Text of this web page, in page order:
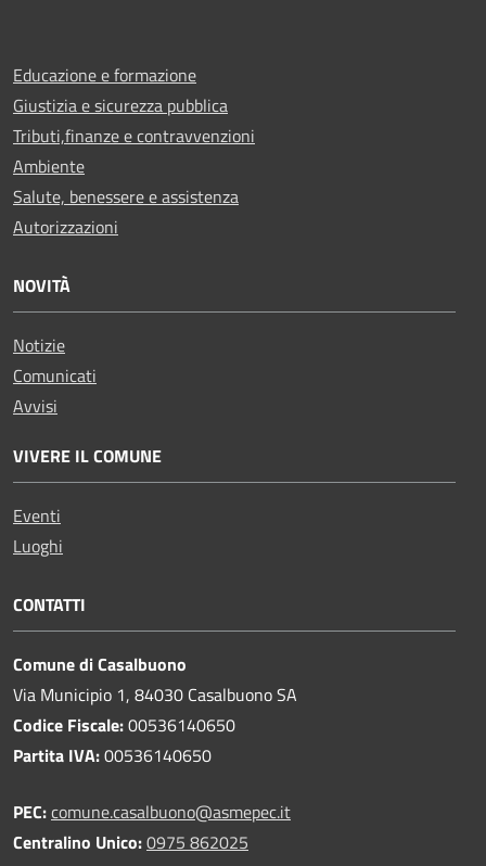
Educazione e formazione
Giustizia e sicurezza pubblica
Tributi,finanze e contravvenzioni
Ambiente
Salute, benessere e assistenza
Autorizzazioni
NOVITÀ
Notizie
Comunicati
Avvisi
VIVERE IL COMUNE
Eventi
Luoghi
CONTATTI
Comune di Casalbuono
Via Municipio 1, 84030 Casalbuono SA
Codice Fiscale:00536140650
Partita IVA:00536140650
PEC:comune.casalbuono@asmepec.it
Centralino Unico:0975 862025